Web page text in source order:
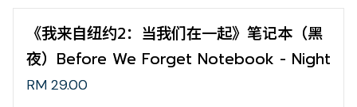
《我来自纽约2：当我们在一起》笔记本（黑
夜）Before We Forget Notebook - Night
RM 29.00